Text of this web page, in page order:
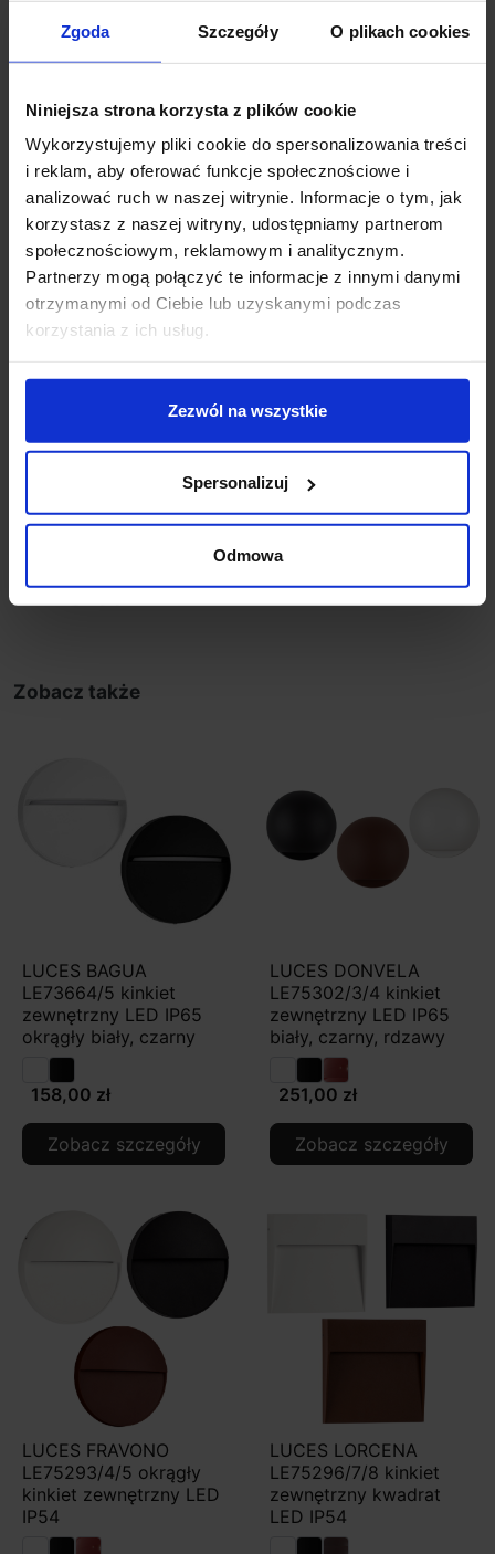
Zgoda Szczegóły O plikach cookies
Niniejsza strona korzysta z plików cookie
Wykorzystujemy pliki cookie do spersonalizowania treści
i reklam, aby oferować funkcje społecznościowe i
analizować ruch w naszej witrynie. Informacje o tym, jak
korzystasz z naszej witryny, udostępniamy partnerom
społecznościowym, reklamowym i analitycznym.
Partnerzy mogą połączyć te informacje z innymi danymi
otrzymanymi od Ciebie lub uzyskanymi podczas
korzystania z ich usług.
Zezwól na wszystkie
Spersonalizuj
Odmowa
kierunkach – w górę i w dół – tworząc efektowną
iluminację ściany. Obudowa z trwałego aluminium i
tworzywa sztucznego w kolorach: biały, czarny lub
architektury. Dzięki klasie szczelności IP65 lampa jest
odporna na wilgoć i kurz, co czyni ją idealnym
rozwiązaniem na zewnątrz budynków. Minimalistyczny
design i funkcjonalność idą tu w parze z
energooszczędnością.
Parametry:
Średnica (cm): 12
Głębokość (cm): 4
Źródło w zestawie: LED 4W, 186lm, 3000K
Materiał: aluminium/tworzywo sztuczne
IP: 65
Szczegóły produktu
Zobacz także
LUCES BAGUA
LE73664/5 kinkiet
zewnętrzny LED IP65
okrągły biały, czarny
158,00 zł
Zobacz szczegóły
LUCES DONVELA
LE75302/3/4 kinkiet
zewnętrzny LED IP65
biały, czarny, rdzawy
251,00 zł
Zobacz szczegóły
LUCES FRAVONO
LE75293/4/5 okrągły
kinkiet zewnętrzny LED
IP54
LUCES LORCENA
LE75296/7/8 kinkiet
zewnętrzny kwadrat
LED IP54